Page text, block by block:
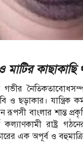
মাটির
নৈতিকতাবোধসম্পন্ন
ও ছড়াকার। যান্ত্রিক
বাংলার শান্ত
রাষ্ট্র
এক অপূর্ব ও